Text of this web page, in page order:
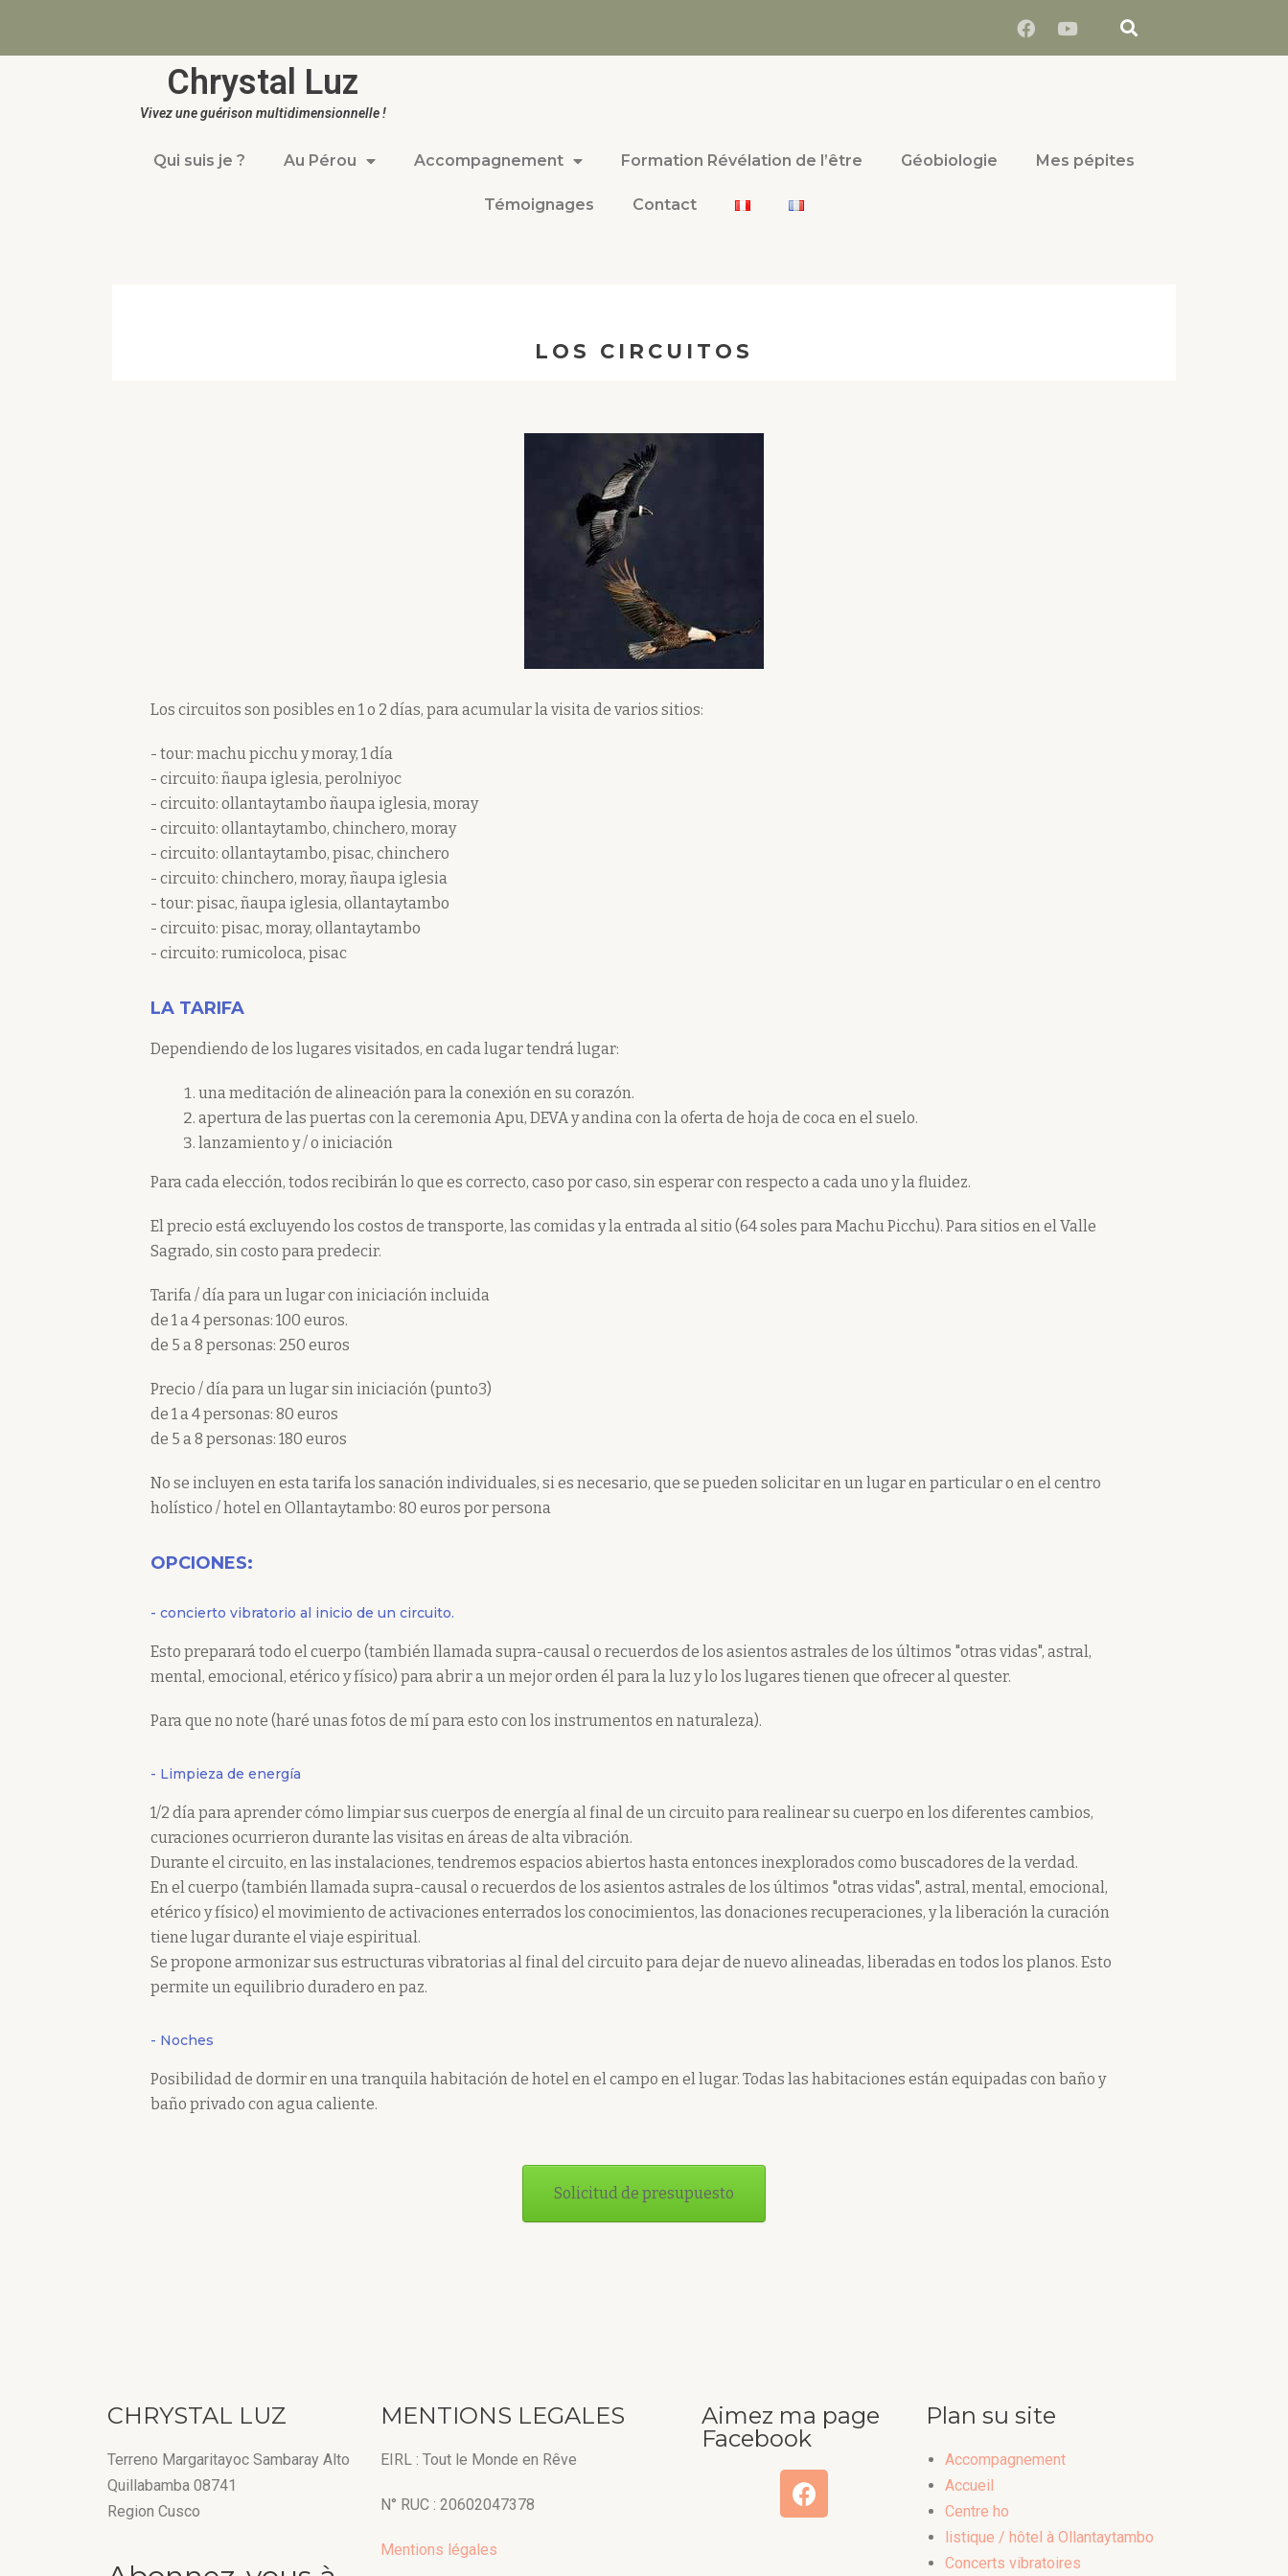
Chrystal Luz
Vivez une guérison multidimensionnelle !
Qui suis je ? Au Pérou Accompagnement Formation Révélation de l’être Géobiologie Mes pépites
Témoignages Contact
LOS CIRCUITOS
Los circuitos son posibles en 1 o 2 días, para acumular la visita de varios sitios:
- tour: machu picchu y moray, 1 día
- circuito: ñaupa iglesia, perolniyoc
- circuito: ollantaytambo ñaupa iglesia, moray
- circuito: ollantaytambo, chinchero, moray
- circuito: ollantaytambo, pisac, chinchero
- circuito: chinchero, moray, ñaupa iglesia
- tour: pisac, ñaupa iglesia, ollantaytambo
- circuito: pisac, moray, ollantaytambo
- circuito: rumicoloca, pisac
LA TARIFA
Dependiendo de los lugares visitados, en cada lugar tendrá lugar:
una meditación de alineación para la conexión en su corazón.
apertura de las puertas con la ceremonia Apu, DEVA y andina con la oferta de hoja de coca en el suelo.
lanzamiento y / o iniciación
Para cada elección, todos recibirán lo que es correcto, caso por caso, sin esperar con respecto a cada uno y la fluidez.
El precio está excluyendo los costos de transporte, las comidas y la entrada al sitio (64 soles para Machu Picchu). Para sitios en el Valle
Sagrado, sin costo para predecir.
Tarifa / día para un lugar con iniciación incluida
de 1 a 4 personas: 100 euros.
de 5 a 8 personas: 250 euros
Precio / día para un lugar sin iniciación (punto3)
de 1 a 4 personas: 80 euros
de 5 a 8 personas: 180 euros
No se incluyen en esta tarifa los sanación individuales, si es necesario, que se pueden solicitar en un lugar en particular o en el centro
holístico / hotel en Ollantaytambo: 80 euros por persona
OPCIONES:
- concierto vibratorio al inicio de un circuito.
Esto preparará todo el cuerpo (también llamada supra-causal o recuerdos de los asientos astrales de los últimos "otras vidas", astral,
mental, emocional, etérico y físico) para abrir a un mejor orden él para la luz y lo los lugares tienen que ofrecer al quester.
Para que no note (haré unas fotos de mí para esto con los instrumentos en naturaleza).
- Limpieza de energía
1/2 día para aprender cómo limpiar sus cuerpos de energía al final de un circuito para realinear su cuerpo en los diferentes cambios,
curaciones ocurrieron durante las visitas en áreas de alta vibración.
Durante el circuito, en las instalaciones, tendremos espacios abiertos hasta entonces inexplorados como buscadores de la verdad.
En el cuerpo (también llamada supra-causal o recuerdos de los asientos astrales de los últimos "otras vidas", astral, mental, emocional,
etérico y físico) el movimiento de activaciones enterrados los conocimientos, las donaciones recuperaciones, y la liberación la curación
tiene lugar durante el viaje espiritual.
Se propone armonizar sus estructuras vibratorias al final del circuito para dejar de nuevo alineadas, liberadas en todos los planos. Esto
permite un equilibrio duradero en paz.
- Noches
Posibilidad de dormir en una tranquila habitación de hotel en el campo en el lugar. Todas las habitaciones están equipadas con baño y
baño privado con agua caliente.
Solicitud de presupuesto
CHRYSTAL LUZ
Terreno Margaritayoc Sambaray Alto
Quillabamba 08741
Region Cusco
MENTIONS LEGALES
EIRL : Tout le Monde en Rêve
N° RUC : 20602047378
Mentions légales
Aimez ma page
Facebook
Plan su site
Accompagnement
Accueil
Centre ho
listique / hôtel à Ollantaytambo
Concerts vibratoires